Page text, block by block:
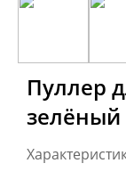
Пуллер
зелёный